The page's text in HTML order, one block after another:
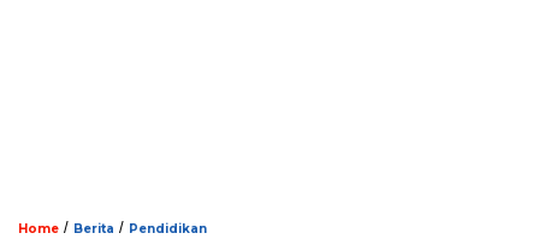
Home / Berita / Pendidikan